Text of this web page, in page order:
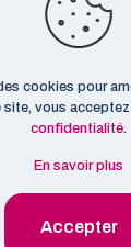
Tous
cookies pour
site, vous
confidentialité.
En savoir plus
Accepter